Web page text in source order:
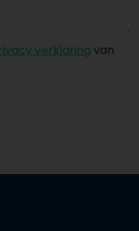
verklaring van